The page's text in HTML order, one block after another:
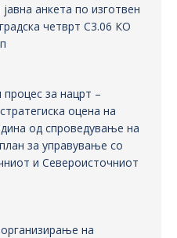
анкета по изготвен
четврт С3.06 КО
процес за нацрт –
оцена на
од спроведување на
за управување со
и Североисточниот
на